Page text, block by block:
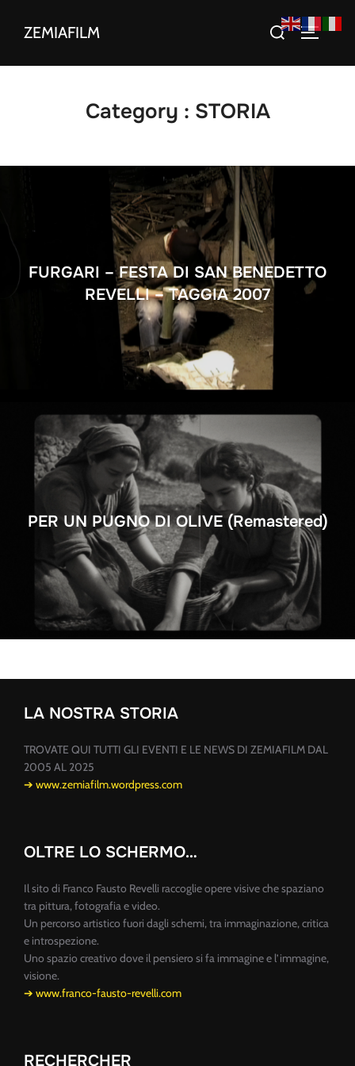
ZEMIAFILM Rechercher :
Category : STORIA
FURGARI – FESTA DI SAN BENEDETTO
REVELLI – TAGGIA 2007
PER UN PUGNO DI OLIVE (Remastered)
LA NOSTRA STORIA
TROVATE QUI TUTTI GLI EVENTI E LE NEWS DI ZEMIAFILM DAL
2005 AL 2025
➔ www.zemiafilm.wordpress.com
OLTRE LO SCHERMO…
Il sito di Franco Fausto Revelli raccoglie opere visive che spaziano
tra pittura, fotografia e video.
Un percorso artistico fuori dagli schemi, tra immaginazione, critica
e introspezione.
Uno spazio creativo dove il pensiero si fa immagine e l’immagine,
visione.
➔ www.franco-fausto-revelli.com
RECHERCHER